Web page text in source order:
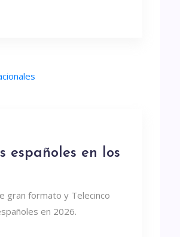
españoles en los
gran formato y Telecinco
en 2026.